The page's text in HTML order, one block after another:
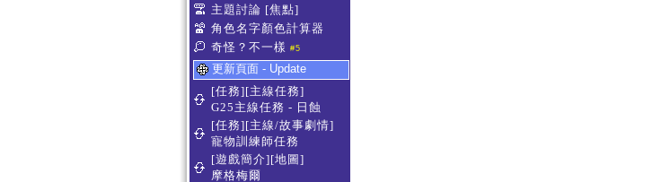
主題討論 [焦點]
角色名字顏色計算器
奇怪？不一樣 #5
更新頁面 - Update
[任務][主線任務]
G25主線任務 - 日蝕
[任務][主線/故事劇情]
寵物訓練師任務
[遊戲簡介][地圖]
摩格梅爾